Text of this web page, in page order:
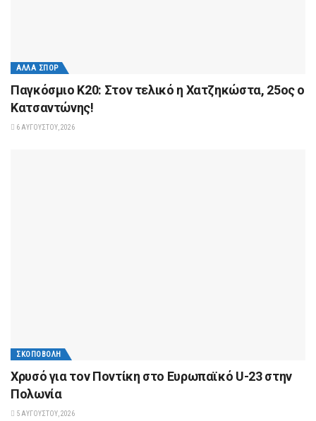
ΆΛΛΑ ΣΠΟΡ
Παγκόσμιο Κ20: Στον τελικό η Χατζηκώστα, 25ος ο
Κατσαντώνης!
6 ΑΥΓΟΎΣΤΟΥ, 2026
ΣΚΟΠΟΒΟΛΉ
Χρυσό για τον Ποντίκη στο Ευρωπαϊκό U-23 στην
Πολωνία
5 ΑΥΓΟΎΣΤΟΥ, 2026